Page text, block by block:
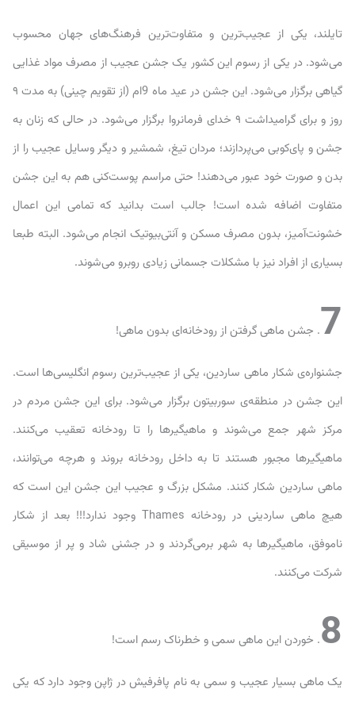
تایلند، یکی از عجیب‌ترین و متفاوت‌ترین فرهنگ‌های جهان محسوب
می‌شود. در یکی از رسوم این کشور یک جشن عجیب از مصرف مواد غذایی
گیاهی برگزار می‌شود. این جشن در عید ماه 9ام (از تقویم چینی) به مدت ۹
روز و برای گرامیداشت ۹ خدای فرمانروا برگزار می‌شود. در حالی که زنان به
جشن و پای‌کوبی می‌پردازند؛ مردان تیغ، شمشیر و دیگر وسایل عجیب را از
بدن و صورت خود عبور می‌دهند! حتی مراسم پوست‌کنی هم به این جشن
متفاوت اضافه شده است! جالب است بدانید که تمامی این اعمال
خشونت‌آمیز، بدون مصرف مسکن و آنتی‌بیوتیک انجام می‌شود. البته طبعا
بسیاری از افراد نیز با مشکلات جسمانی زیادی روبرو می‌شوند.
7 . جشن ماهی گرفتن از رودخانه‌ای بدون ماهی!
جشنواره‌ی شکار ماهی ساردین، یکی از عجیب‌ترین رسوم انگلیسی‌ها است.
این جشن در منطقه‌ی سوربیتون برگزار می‌شود. برای این جشن مردم در
مرکز شهر جمع می‌شوند و ماهیگیر‌ها را تا رودخانه تعقیب می‌کنند.
ماهیگیرها مجبور هستند تا به داخل رودخانه بروند و هر‌چه می‌توانند،
ماهی ساردین شکار کنند. مشکل بزرگ و عجیب این جشن این است که
هیچ ماهی ساردینی در رودخانه Thames وجود ندارد!!! بعد از شکار
ناموفق، ماهیگیرها به شهر برمی‌گردند و در جشنی شاد و پر از موسیقی
شرکت می‌کنند.
8. خوردن این ماهی سمی و خطرناک رسم است!
یک ماهی بسیار عجیب و سمی به نام پافرفیش در ژاپن وجود دارد که یکی